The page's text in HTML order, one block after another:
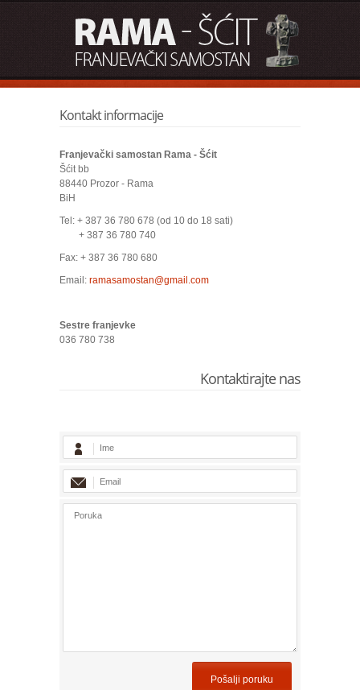
Kontakt informacije
Franjevački samostan Rama - Šćit
Šćit bb
88440 Prozor - Rama
BiH
Tel: + 387 36 780 678 (od 10 do 18 sati)
+ 387 36 780 740
Fax: + 387 36 780 680
Email: ramasamostan@gmail.com
Sestre franjevke
036 780 738
Kontaktirajte nas